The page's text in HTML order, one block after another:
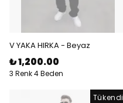
V YAKA HIRKA - Beyaz
₺ 1,200.00
3 Renk 4 Beden
Tükendi